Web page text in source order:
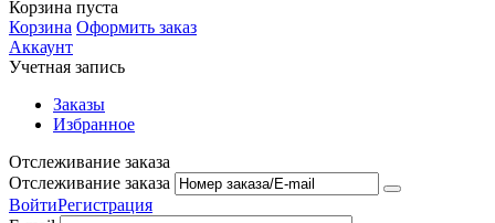
Корзина пуста
Корзина Оформить заказ
Аккаунт
Учетная запись
Заказы
Избранное
Отслеживание заказа
Отслеживание заказа
ВойтиРегистрация